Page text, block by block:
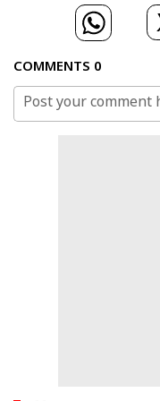
COMMENTS 0